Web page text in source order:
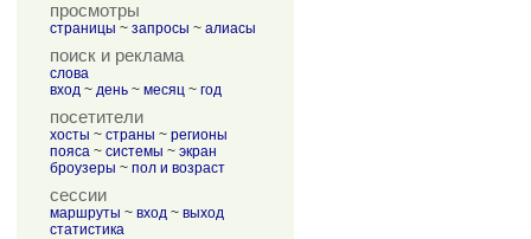
просмотры
страницы ~ запросы ~ алиасы
поиск и реклама
слова
вход ~ день ~ месяц ~ год
посетители
хосты ~ страны ~ регионы
пояса ~ системы ~ экран
броузеры ~ пол и возраст
сессии
маршруты ~ вход ~ выход
статистика